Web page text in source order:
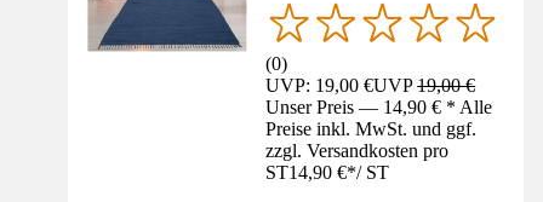
(0)
UVP: 19,00 €UVP19,00 €
Unser Preis — 14,90 € * Alle
Preise inkl. MwSt. und ggf.
zzgl. Versandkosten pro
ST14,90 €*/ ST